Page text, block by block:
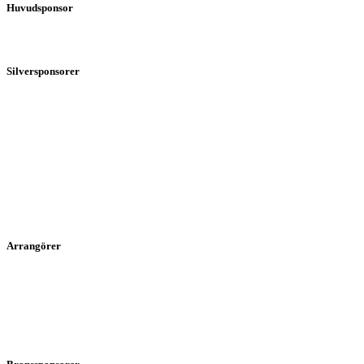
Huvudsponsor
Silversponsorer
Arrangörer